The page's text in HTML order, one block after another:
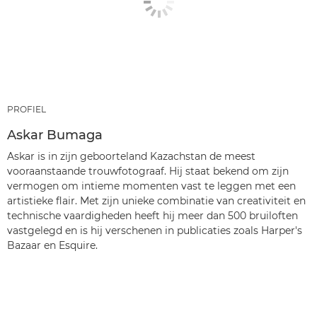
PROFIEL
Askar Bumaga
Askar is in zijn geboorteland Kazachstan de meest
vooraanstaande trouwfotograaf. Hij staat bekend om zijn
vermogen om intieme momenten vast te leggen met een
artistieke flair. Met zijn unieke combinatie van creativiteit en
technische vaardigheden heeft hij meer dan 500 bruiloften
vastgelegd en is hij verschenen in publicaties zoals Harper's
Bazaar en Esquire.